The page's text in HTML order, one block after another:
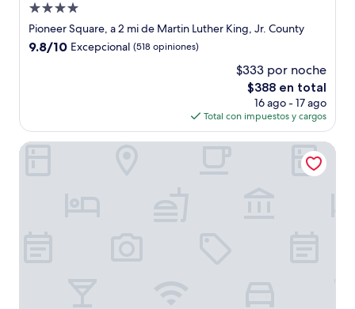
Propiedad
de
4.0
Pioneer Square, a 2 mi de Martin Luther King, Jr. County
9.8
9.8/10 Excepcional (518 opiniones)
$333 por noche
El
precio
actual
es
de
$388 en total
16 ago - 17 ago
Total con impuestos y cargos
Hotel Sorrento